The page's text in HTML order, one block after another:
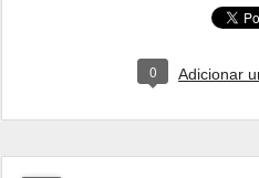
0 Adicionar